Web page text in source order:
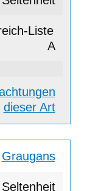
A
dieser Art
Graugans